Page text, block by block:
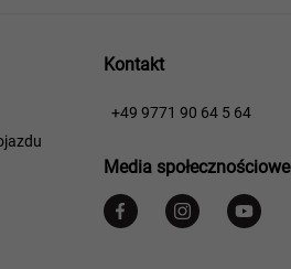
Kontakt
+49 9771 90 64 5 64
Media społecznościowe